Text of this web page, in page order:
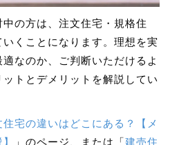
の方は、注文住宅・規格住
くことになります。理想を実
なのか、ご判断いただけるよ
トとデメリットを解説してい
宅の違いはどこにある？【メ
」のページ、または「建売住